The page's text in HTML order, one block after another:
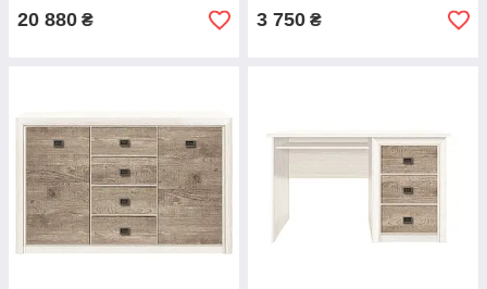
20 880 ₴ 3 750 ₴